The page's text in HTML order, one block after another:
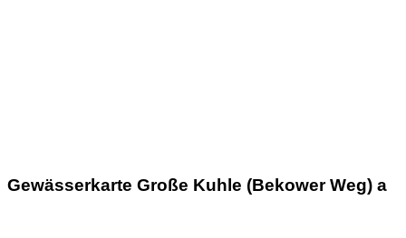
Gewässerkarte Große Kuhle (Bekower Weg) a